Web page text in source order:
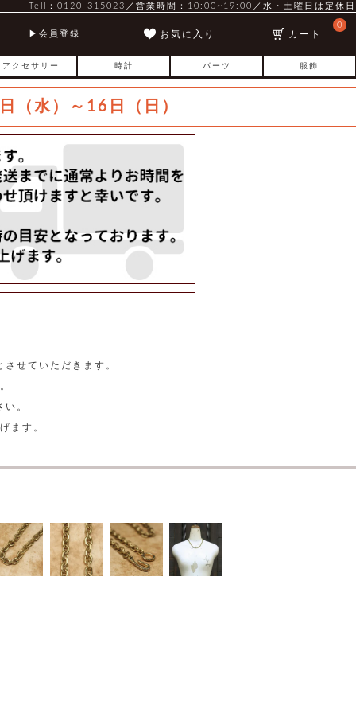
Tell：0120-315023／営業時間：10:00~19:00／水・土曜日は定休日
会員登録 お気に入り
0
カート
アクセサリー 時計 パーツ 服飾
（水）～16日（日）
せていただきます。
。
ます。